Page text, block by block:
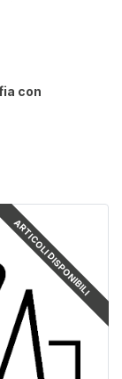
ARTICOLI DISPONIBILI
con